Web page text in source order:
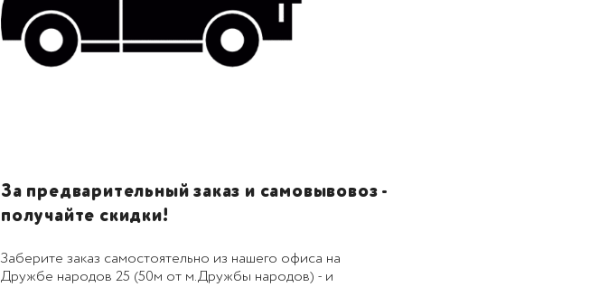
За предварительный заказ и самовывовоз -
получайте скидки!
Заберите заказ самостоятельно из нашего офиса на
Дружбе народов 25 (50м от м.Дружбы народов) - и